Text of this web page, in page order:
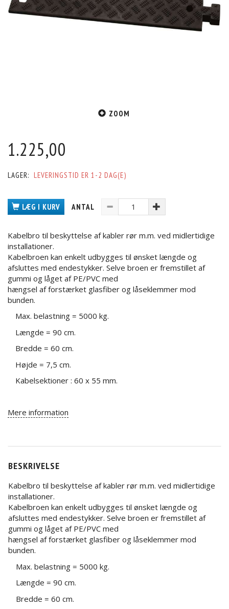
ZOOM
1.225,00
LAGER: LEVERINGSTID ER 1-2 DAG(E)
LÆG I KURV ANTAL
Kabelbro til beskyttelse af kabler rør m.m. ved midlertidige
installationer.
Kabelbroen kan enkelt udbygges til ønsket længde og
afsluttes med endestykker. Selve broen er fremstillet af
gummi og låget af PE/PVC med
hængsel af forstærket glasfiber og låseklemmer mod
bunden.
Max. belastning = 5000 kg.
Længde = 90 cm.
Bredde = 60 cm.
Højde = 7,5 cm.
Kabelsektioner : 60 x 55 mm.
Mere information
BESKRIVELSE
Kabelbro til beskyttelse af kabler rør m.m. ved midlertidige
installationer.
Kabelbroen kan enkelt udbygges til ønsket længde og
afsluttes med endestykker. Selve broen er fremstillet af
gummi og låget af PE/PVC med
hængsel af forstærket glasfiber og låseklemmer mod
bunden.
Max. belastning = 5000 kg.
Længde = 90 cm.
Bredde = 60 cm.